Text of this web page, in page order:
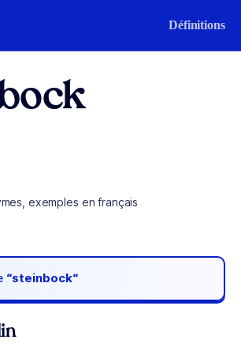
Définitions
exemples en français
“steinbock“